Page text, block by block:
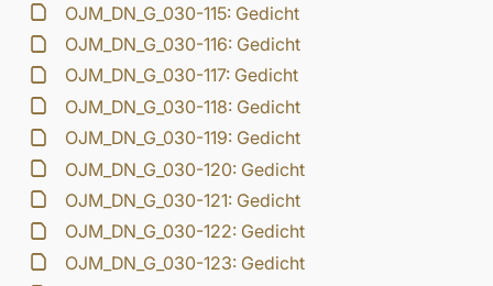
OJM_DN_G_030-115: Gedicht
OJM_DN_G_030-116: Gedicht
OJM_DN_G_030-117: Gedicht
OJM_DN_G_030-118: Gedicht
OJM_DN_G_030-119: Gedicht
OJM_DN_G_030-120: Gedicht
OJM_DN_G_030-121: Gedicht
OJM_DN_G_030-122: Gedicht
OJM_DN_G_030-123: Gedicht